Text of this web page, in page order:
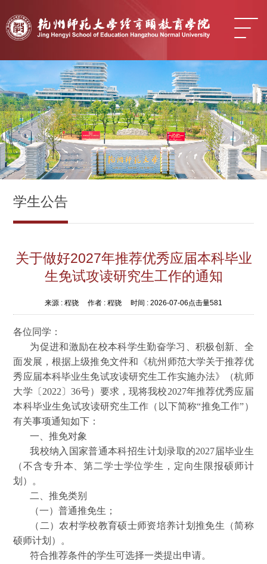
学生公告
关于做好2027年推荐优秀应届本科毕业
生免试攻读研究生工作的通知
来源 : 程骁 作者 : 程骁 时间 : 2026-07-06 点击量581
各位同学：
为促进和激励在校本科学生勤奋学习、积极创新、全
面发展，根据上级推免文件和《杭州师范大学关于推荐优
秀应届本科毕业生免试攻读研究生工作实施办法》（杭师
大学〔2022〕36号）要求，现将我校2027年推荐优秀应届
本科毕业生免试攻读研究生工作（以下简称“推免工作”）
有关事项通知如下：
一、推免对象
我校纳入国家普通本科招生计划录取的2027届毕业生
（不含专升本、第二学士学位学生，定向生限报硕师计
划）。
二、推免类别
（一）普通推免生；
（二）农村学校教育硕士师资培养计划推免生（简称
硕师计划）。
符合推荐条件的学生可选择一类提出申请。